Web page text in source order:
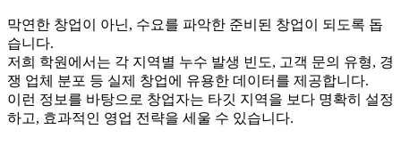
막연한 창업이 아닌, 수요를 파악한 준비된 창업이 되도록 돕
습니다.
저희 학원에서는 각 지역별 누수 발생 빈도, 고객 문의 유형, 경
쟁 업체 분포 등 실제 창업에 유용한 데이터를 제공합니다.
이런 정보를 바탕으로 창업자는 타깃 지역을 보다 명확히 설정
하고, 효과적인 영업 전략을 세울 수 있습니다.